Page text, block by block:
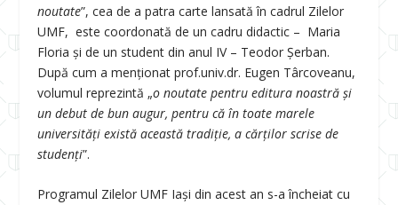
noutate”, cea de a patra carte lansată în cadrul Zilelor
UMF, este coordonată de un cadru didactic – Maria
Floria și de un student din anul IV – Teodor Șerban.
După cum a menționat prof.univ.dr. Eugen Târcoveanu,
volumul reprezintă „o noutate pentru editura noastră și
un debut de bun augur, pentru că în toate marele
universități există această tradiție, a cărților scrise de
studenți”.
Programul Zilelor UMF Iași din acest an s-a încheiat cu